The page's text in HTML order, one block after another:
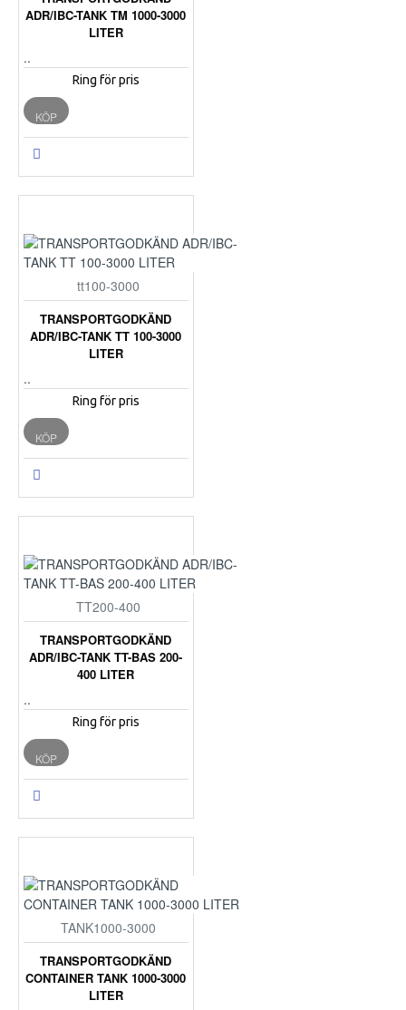
ADR/IBC-TANK TM 1000-3000
LITER
..
Ring för pris
KÖP
tt100-3000
TRANSPORTGODKÄND
ADR/IBC-TANK TT 100-3000
LITER
..
Ring för pris
KÖP
TT200-400
TRANSPORTGODKÄND
ADR/IBC-TANK TT-BAS 200-
400 LITER
..
Ring för pris
KÖP
TANK1000-3000
TRANSPORTGODKÄND
CONTAINER TANK 1000-3000
LITER